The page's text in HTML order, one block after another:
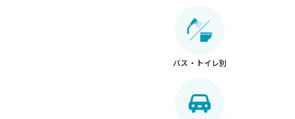
バス・トイレ別